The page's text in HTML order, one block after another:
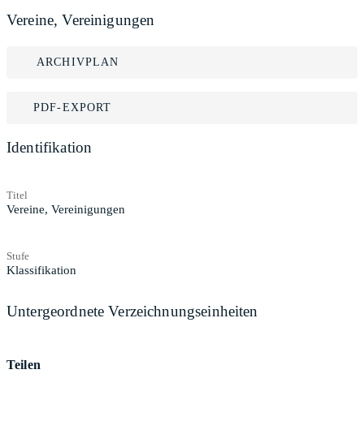
Vereine, Vereinigungen
ARCHIVPLAN
PDF-EXPORT
Identifikation
Titel
Vereine, Vereinigungen
Stufe
Klassifikation
Untergeordnete Verzeichnungseinheiten
Teilen